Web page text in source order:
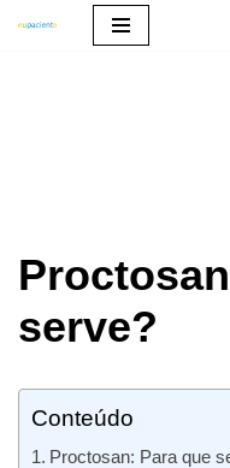
serve?
Conteúdo
Proctosan: Para que